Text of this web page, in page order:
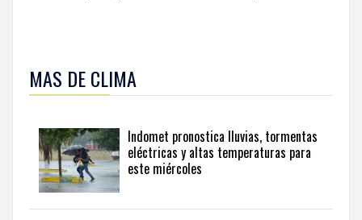
MAS DE CLIMA
Indomet pronostica lluvias, tormentas
eléctricas y altas temperaturas para
este miércoles